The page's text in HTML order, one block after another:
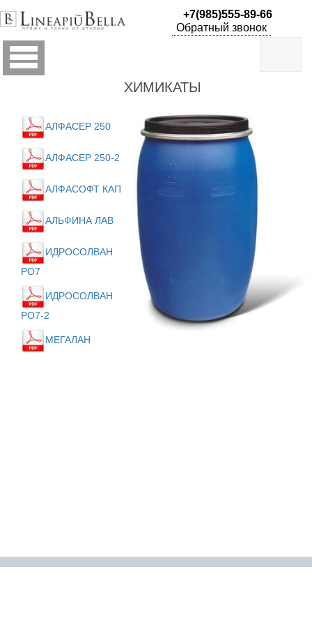
+7(985)555-89-66
Обратный звонок
-
НА
- ПРЯЖА ДЛЯ
ПРОИЗВОДСТВ
ХИМИКАТЫ
АЛФАСЕР 250
АЛФАСЕР 250-2
АЛФАСОФТ КАП
АЛЬФИНА ЛАВ
ИДРОСОЛВАН
РО7
ИДРОСОЛВАН
РО7-2
МЕГАЛАН